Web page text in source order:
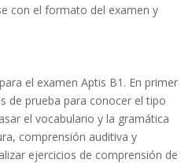
con el formato del examen y
el examen Aptis B1. En primer
de prueba para conocer el tipo
el vocabulario y la gramática
comprensión auditiva y
ejercicios de comprensión de